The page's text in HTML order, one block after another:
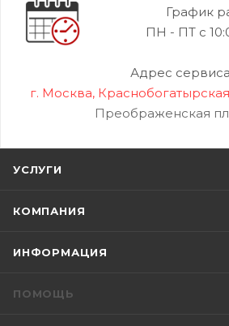
График
ПН - ПТ с
Адрес
г. Москва, Краснобогатырская
Преображенская
УСЛУГИ
КОМПАНИЯ
ИНФОРМАЦИЯ
ПОМОЩЬ